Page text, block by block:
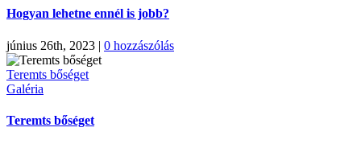
Hogyan lehetne ennél is jobb?
június 26th, 2023 | 0 hozzászólás
Teremts bőséget
Galéria
Teremts bőséget